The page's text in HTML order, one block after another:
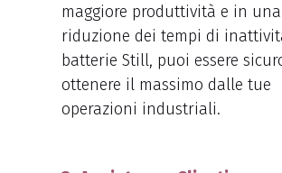
maggiore produttività e in una
riduzione dei tempi di
batterie Still, puoi essere
ottenere il massimo dalle tue
operazioni industriali.